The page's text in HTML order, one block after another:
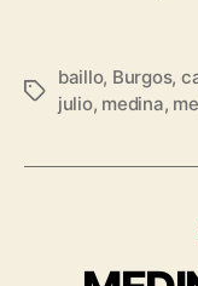
baillo, Burgos,
julio, medina,